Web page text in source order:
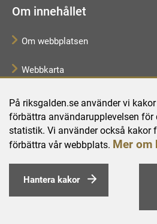
På riksgalden.se använder vi
förbättra användarupplevelsen
statistik. Vi använder också kakor
förbättra vår webbplats. Mer om
Hantera kakor
Om innehållet
Om webbplatsen
Webbkarta
Tillgänglighetsredogörelse
Behandling av personuppgifter